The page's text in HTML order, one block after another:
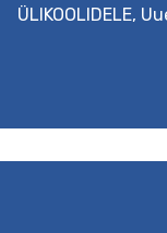
ÜLIKOOLIDELE,